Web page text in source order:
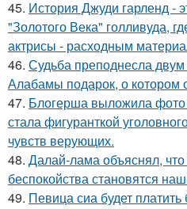
45. История Джуди гарленд -
"Золотого Века" голливуда,
актрисы - расходным
46. Судьба преподнесла
Алабамы подарок, о котором
47. Блогерша выложила фото
стала фигуранткой
чувств верующих.
48. Далай-лама объяснял,
беспокойства становятся
49. Певица сиа будет